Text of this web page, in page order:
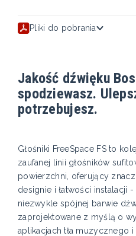
Pliki do pobrania
Jakość dźwięku
spodziewasz.
potrzebujesz.
Głośniki FreeSpace FS to
zaufanej linii głośników
powierzchni, oferujący
designie i łatwości instalacji
niezwykle spójnej barwie
zaprojektowane z myślą o
aplikacjach tła muzycznego